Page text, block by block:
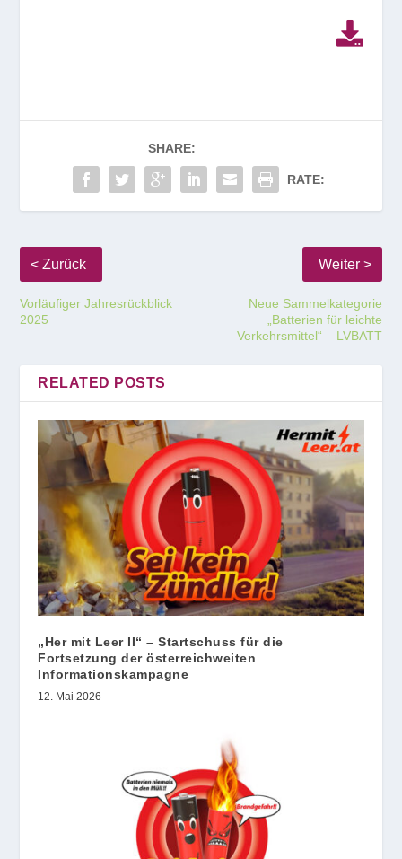

SHARE:
RATE:
Vorläufiger Jahresrückblick
2025
Neue Sammelkategorie
„Batterien für leichte
Verkehrsmittel“ – LVBATT
RELATED POSTS
„Her mit Leer II“ – Startschuss für die
Fortsetzung der österreichweiten
Informationskampagne
12. Mai 2026